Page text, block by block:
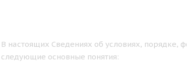
В настоящих Сведениях об условиях, порядке,
следующие основные понятия: